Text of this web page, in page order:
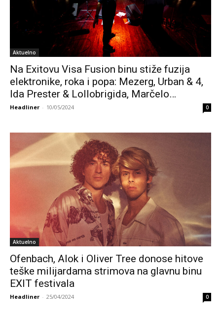
Aktuelno
Na Exitovu Visa Fusion binu stiže fuzija
elektronike, roka i popa: Mezerg, Urban & 4,
Ida Prester & Lollobrigida, Marčelo…
Headliner - 10/05/2024 0
Aktuelno
Ofenbach, Alok i Oliver Tree donose hitove
teške milijardama strimova na glavnu binu
EXIT festivala
Headliner - 25/04/2024 0